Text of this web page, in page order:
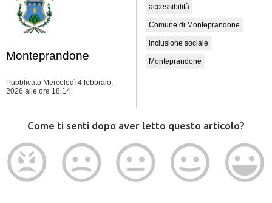
Monteprandone
Pubblicato Mercoledì 4 febbraio,
2026 alle ore 18:14
accessibilità
Comune di Monteprandone
inclusione sociale
Monteprandone
Come ti senti dopo aver letto questo articolo?